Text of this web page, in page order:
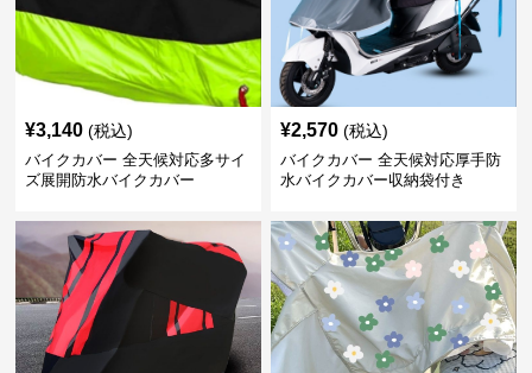
¥3,140 (税込)
バイクカバー 全天候対応多サイ
ズ展開防水バイクカバー
¥2,570 (税込)
バイクカバー 全天候対応厚手防
水バイクカバー収納袋付き